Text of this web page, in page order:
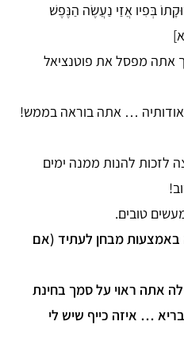
בְּפִיו אֲזַי נַעֲשֶׂה הַנֶּפֶשׁ
אתה מפסל את פוטנציאל
… אתה בוראה בממש!
לזכות להנות ממנה ימים
טובים.
מבחן לעתיד (אם
אתה ראוי על סמך בחינת
… איזה כייף שיש לי